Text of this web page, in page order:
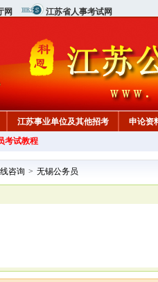
网 江苏省人事考试网
江苏事业单位及其他招考
申论资
考试教程
咨询 > 无锡公务员